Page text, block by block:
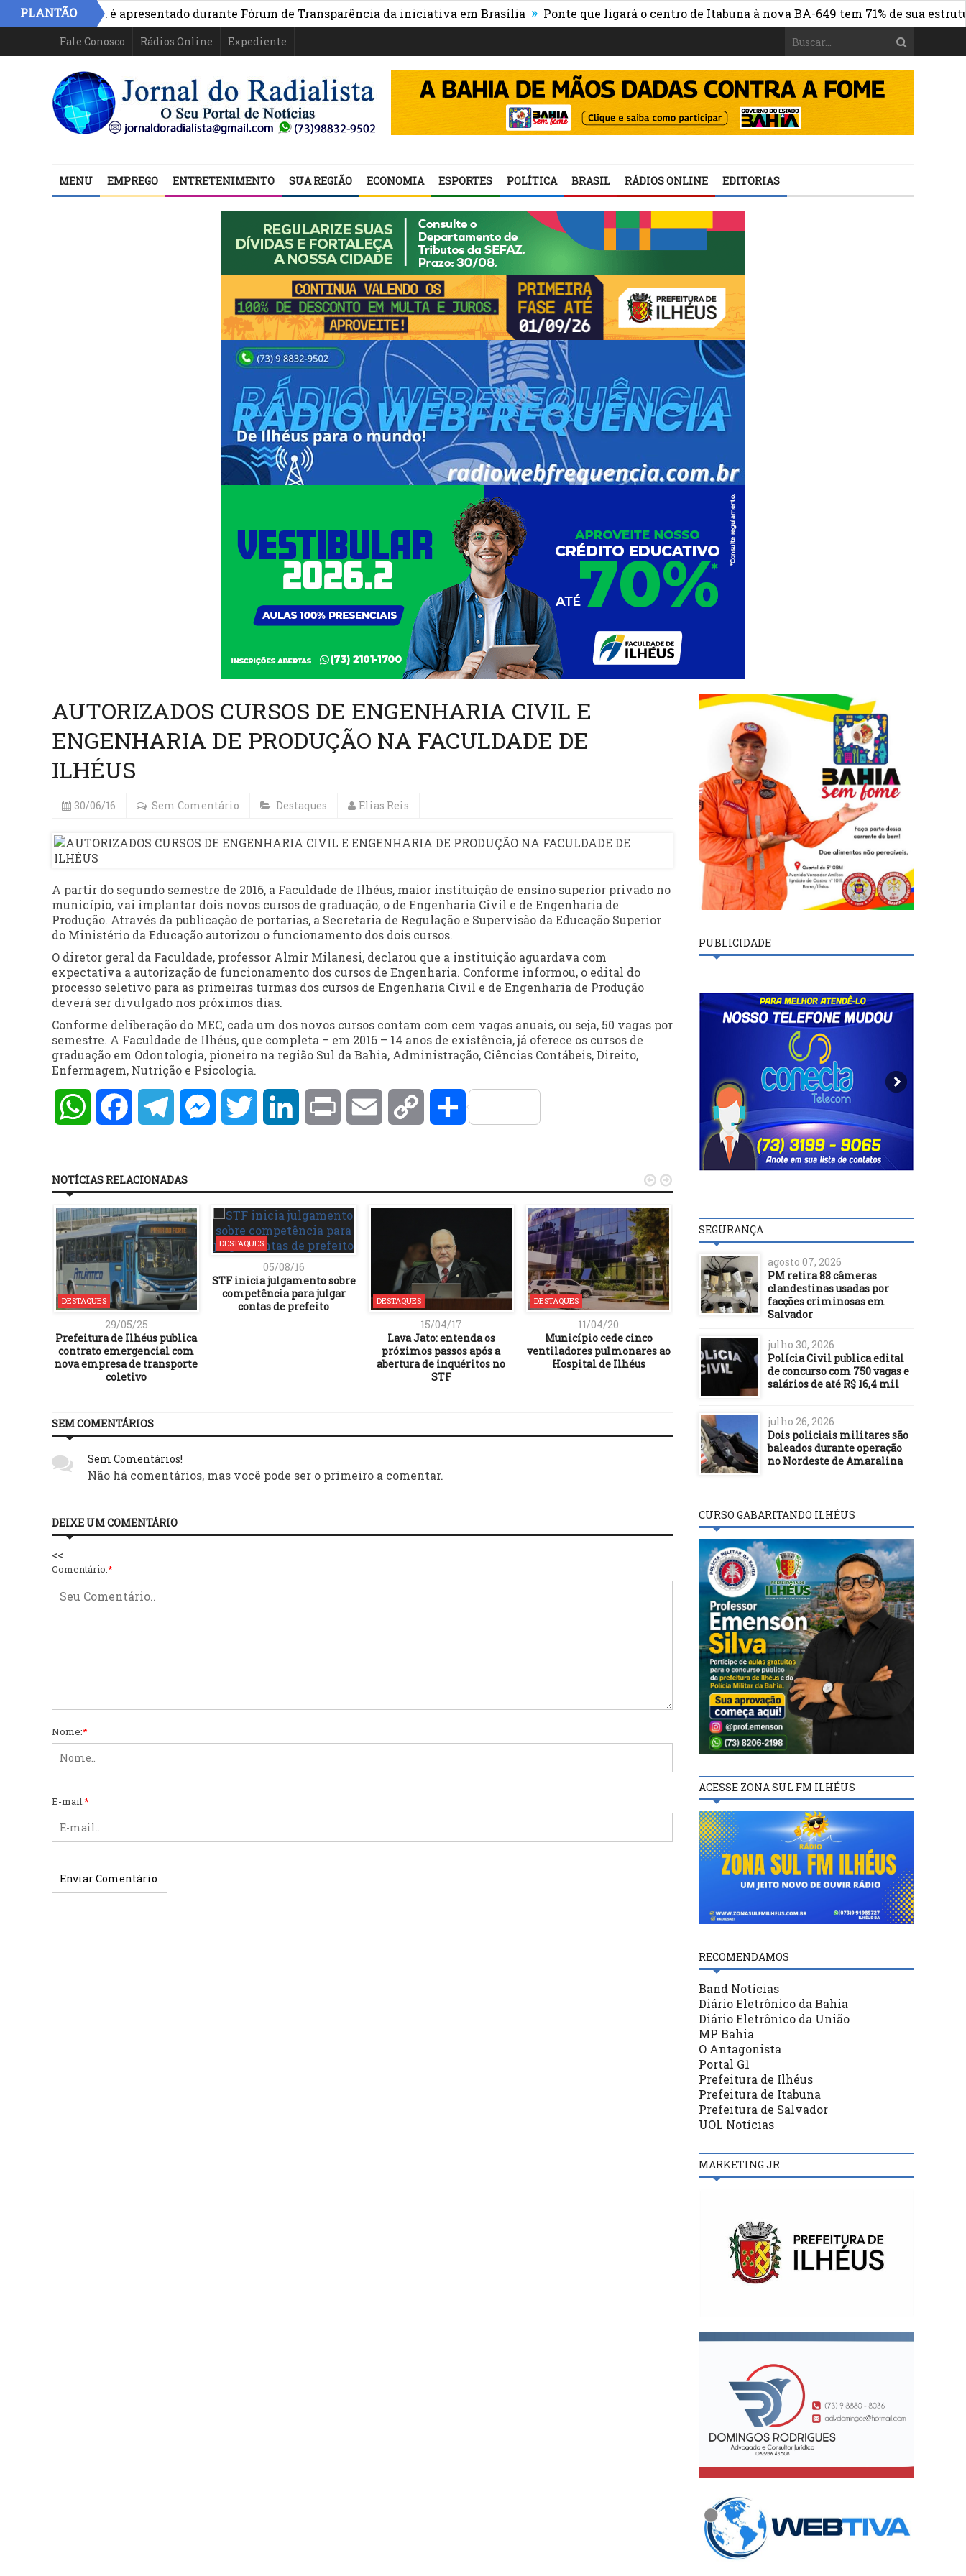
PLANTÃO
na Bahia é apresentado durante Fórum de Transparência da iniciativa em Brasília » Ponte que ligará o centro de Itabuna à nova BA-649 tem 71% de sua estrutura de
Fale Conosco Rádios Online Expediente
MENU EMPREGO ENTRETENIMENTO SUA REGIÃO ECONOMIA ESPORTES POLÍTICA BRASIL RÁDIOS ONLINE EDITORIAS
AUTORIZADOS CURSOS DE ENGENHARIA CIVIL E
ENGENHARIA DE PRODUÇÃO NA FACULDADE DE
ILHÉUS
30/06/16 Sem Comentário Destaques Elias Reis
A partir do segundo semestre de 2016, a Faculdade de Ilhéus, maior instituição de ensino superior privado no
município, vai implantar dois novos cursos de graduação, o de Engenharia Civil e de Engenharia de
Produção. Através da publicação de portarias, a Secretaria de Regulação e Supervisão da Educação Superior
do Ministério da Educação autorizou o funcionamento dos dois cursos.
O diretor geral da Faculdade, professor Almir Milanesi, declarou que a instituição aguardava com
expectativa a autorização de funcionamento dos cursos de Engenharia. Conforme informou, o edital do
processo seletivo para as primeiras turmas dos cursos de Engenharia Civil e de Engenharia de Produção
deverá ser divulgado nos próximos dias.
Conforme deliberação do MEC, cada um dos novos cursos contam com cem vagas anuais, ou seja, 50 vagas por
semestre. A Faculdade de Ilhéus, que completa – em 2016 – 14 anos de existência, já oferece os cursos de
graduação em Odontologia, pioneiro na região Sul da Bahia, Administração, Ciências Contábeis, Direito,
Enfermagem, Nutrição e Psicologia.
WhatsAppFacebookTelegramMessengerTwitter LinkedInPrint Email Copy Compartilhar
NOTÍCIAS RELACIONADAS
DESTAQUES
29/05/25
Prefeitura de Ilhéus publica
contrato emergencial com
nova empresa de transporte
coletivo
DESTAQUES
05/08/16
STF inicia julgamento sobre
competência para julgar
contas de prefeito
DESTAQUES
15/04/17
Lava Jato: entenda os
próximos passos após a
abertura de inquéritos no
STF
DESTAQUES
11/04/20
Município cede cinco
ventiladores pulmonares ao
Hospital de Ilhéus
DESTAQUES
04/04/15
Mesa diretora da Câmara de
Comissão de
desapropriações
DESTAQUES
Deputado do PV quer
delegacia do
 
SEM COMENTÁRIOS
Sem Comentários!
Não há comentários, mas você pode ser o primeiro a comentar.
DEIXE UM COMENTÁRIO
<<
Comentário:*
Nome:*
E-mail:*
PUBLICIDADE
SEGURANÇA
agosto 07, 2026
PM retira 88 câmeras
clandestinas usadas por
facções criminosas em
Salvador
julho 30, 2026
Polícia Civil publica edital
de concurso com 750 vagas e
salários de até R$ 16,4 mil
julho 26, 2026
Dois policiais militares são
baleados durante operação
no Nordeste de Amaralina
CURSO GABARITANDO ILHÉUS
ACESSE ZONA SUL FM ILHÉUS
RECOMENDAMOS
Band Notícias
Diário Eletrônico da Bahia
Diário Eletrônico da União
MP Bahia
O Antagonista
Portal G1
Prefeitura de Ilhéus
Prefeitura de Itabuna
Prefeitura de Salvador
UOL Notícias
MARKETING JR